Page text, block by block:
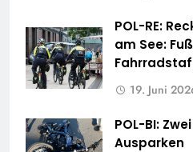
POL-RE:
am See:
19. Juni
POL-BI:
Ausparken